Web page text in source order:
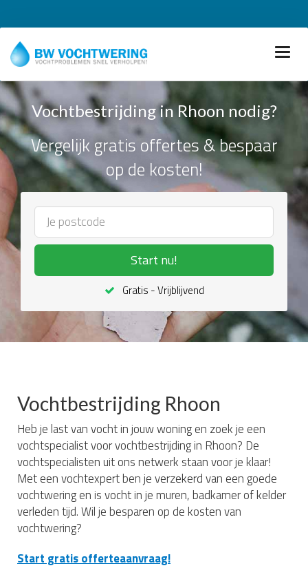
Vochtbestrijding in Rhoon nodig?
Vergelijk gratis offertes & bespaar
op de kosten!
Start nu!
Gratis - Vrijblijvend
Vochtbestrijding Rhoon
Heb je last van vocht in jouw woning en zoek je een
vochtspecialist voor vochtbestrijding in Rhoon? De
vochtspecialisten uit ons netwerk staan voor je klaar!
Met een vochtexpert ben je verzekerd van een goede
vochtwering en is vocht in je muren, badkamer of kelder
verleden tijd. Wil je besparen op de kosten van
vochtwering?
Start gratis offerteaanvraag!